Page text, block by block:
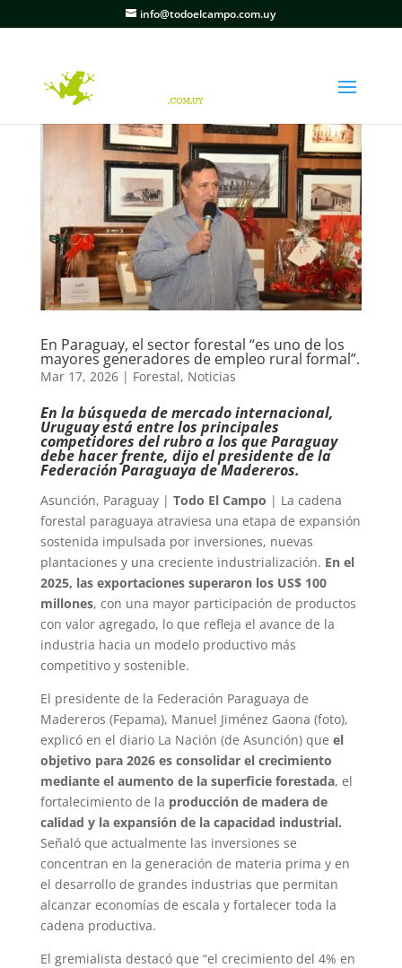
info@todoelcampo.com.uy
En Paraguay, el sector forestal “es uno de los
mayores generadores de empleo rural formal”.
Mar 17, 2026| Forestal, Noticias
En la búsqueda de mercado internacional,
Uruguay está entre los principales
competidores del rubro a los que Paraguay
debe hacer frente, dijo el presidente de la
Federación Paraguaya de Madereros.
Asunción, Paraguay | Todo El Campo | La cadena
forestal paraguaya atraviesa una etapa de expansión
sostenida impulsada por inversiones, nuevas
plantaciones y una creciente industrialización. En el
2025, las exportaciones superaron los US$ 100
millones, con una mayor participación de productos
con valor agregado, lo que refleja el avance de la
industria hacia un modelo productivo más
competitivo y sostenible.
El presidente de la Federación Paraguaya de
Madereros (Fepama), Manuel Jiménez Gaona (foto),
explicó en el diario La Nación (de Asunción) que el
objetivo para 2026 es consolidar el crecimiento
mediante el aumento de la superficie forestada, el
fortalecimiento de la producción de madera de
calidad y la expansión de la capacidad industrial.
Señaló que actualmente las inversiones se
concentran en la generación de materia prima y en
el desarrollo de grandes industrias que permitan
alcanzar economías de escala y fortalecer toda la
cadena productiva.
El gremialista destacó que “el crecimiento del 4% en